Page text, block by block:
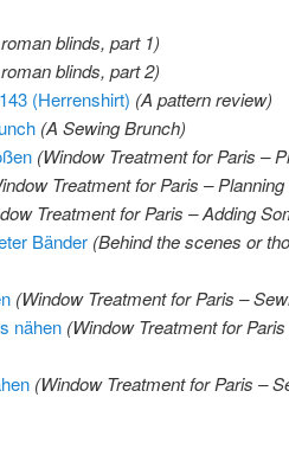
blinds, part 1)
blinds, part 2)
(Herrenshirt) (A pattern review)
(A Sewing Brunch)
(Window Treatment for Paris –
Treatment for Paris –
Treatment for Paris – Adding
Bänder (Behind the scenes or
(Window Treatment for Paris –
nähen (Window Treatment for
(Window Treatment for Paris –